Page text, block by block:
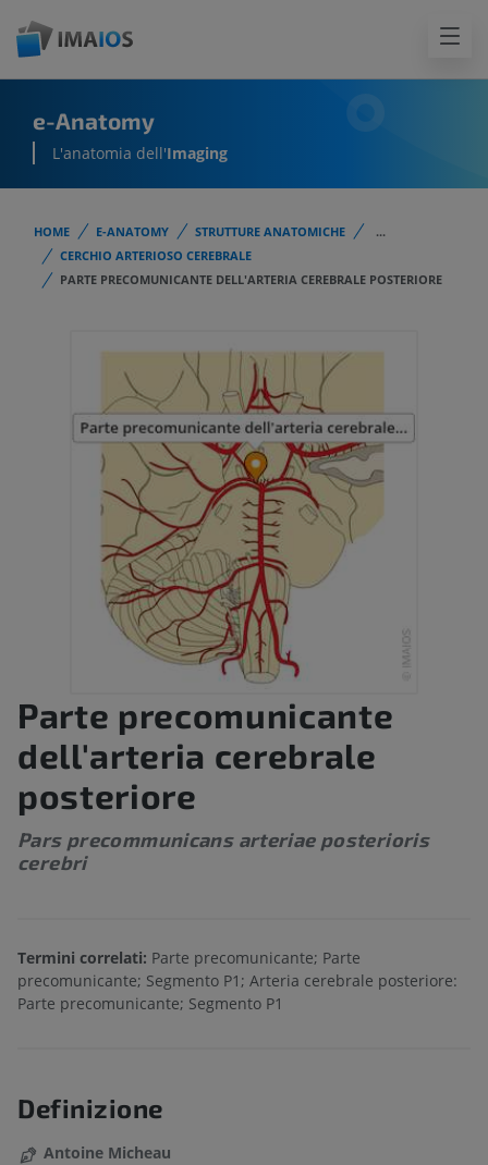
e-Anatomy
L'anatomia dell'Imaging
HOME E-ANATOMY STRUTTURE ANATOMICHE
...
CERCHIO ARTERIOSO CEREBRALE
PARTE PRECOMUNICANTE DELL'ARTERIA CEREBRALE POSTERIORE
Parte precomunicante
dell'arteria cerebrale
posteriore
Pars precommunicans arteriae posterioris
cerebri
Termini correlati: Parte precomunicante; Parte
precomunicante; Segmento P1; Arteria cerebrale posteriore:
Parte precomunicante; Segmento P1
Definizione
Antoine Micheau